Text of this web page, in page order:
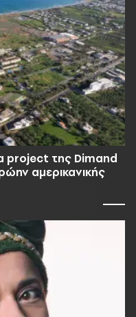
project της Dimand
αμερικανικής